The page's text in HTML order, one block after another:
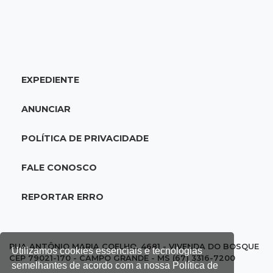
Utilizamos cookies essenciais e tecnologias
semelhantes de acordo com a nossa Política de
18:28Concurso 3.042
acumulado em R$ 165 milhões
18:05Energia renovável
Produção de biodiesel cresce 32% em MS e
abordagem policial no Noroeste
EXPEDIENTE
ANUNCIAR
POLÍTICA DE PRIVACIDADE
FALE CONOSCO
REPORTAR ERRO
RUA ANTÔNIO MARIA COELHO, 4681 - VIVENDA DO BOSQUE
CEP 79021-170 - CAMPO GRANDE - MS (67) 3316-7200